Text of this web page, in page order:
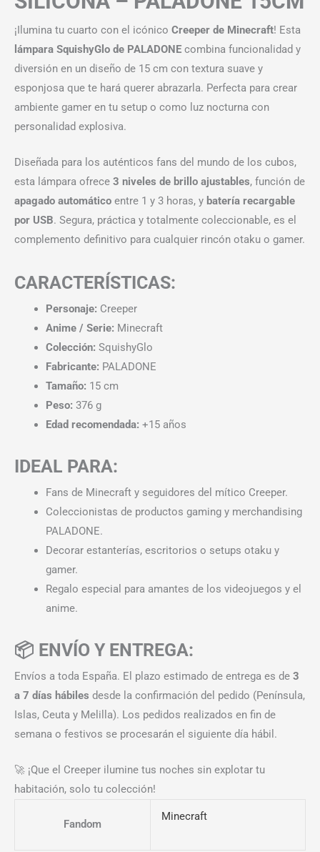
¡Ilumina tu cuarto con el icónico Creeper de Minecraft! Esta
lámpara SquishyGlo de PALADONE combina funcionalidad y
diversión en un diseño de 15 cm con textura suave y
esponjosa que te hará querer abrazarla. Perfecta para crear
ambiente gamer en tu setup o como luz nocturna con
personalidad explosiva.
Diseñada para los auténticos fans del mundo de los cubos,
esta lámpara ofrece 3 niveles de brillo ajustables, función de
apagado automático entre 1 y 3 horas, y batería recargable
por USB. Segura, práctica y totalmente coleccionable, es el
complemento definitivo para cualquier rincón otaku o gamer.
CARACTERÍSTICAS:
Personaje: Creeper
Anime / Serie: Minecraft
Colección: SquishyGlo
Fabricante: PALADONE
Tamaño: 15 cm
Peso: 376 g
Edad recomendada: +15 años
IDEAL PARA:
Fans de Minecraft y seguidores del mítico Creeper.
Coleccionistas de productos gaming y merchandising
PALADONE.
Decorar estanterías, escritorios o setups otaku y
gamer.
Regalo especial para amantes de los videojuegos y el
anime.
📦 ENVÍO Y ENTREGA:
Envíos a toda España. El plazo estimado de entrega es de 3
a 7 días hábiles desde la confirmación del pedido (Península,
Islas, Ceuta y Melilla). Los pedidos realizados en fin de
semana o festivos se procesarán el siguiente día hábil.
🚀 ¡Que el Creeper ilumine tus noches sin explotar tu
habitación, solo tu colección!
Fandom
Minecraft